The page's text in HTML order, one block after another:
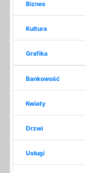
Biznes
Kultura
Grafika
Bankowość
Kwiaty
Drzwi
Usługi